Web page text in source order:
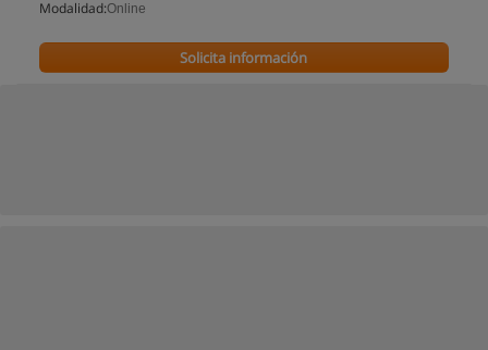
Modalidad:Online
Solicita información